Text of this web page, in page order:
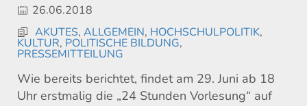
26.06.2018
AKUTES, ALLGEMEIN, HOCHSCHULPOLITIK,
KULTUR, POLITISCHE BILDUNG,
PRESSEMITTEILUNG
Wie bereits berichtet, findet am 29. Juni ab 18
Uhr erstmalig die „24 Stunden Vorlesung“ auf